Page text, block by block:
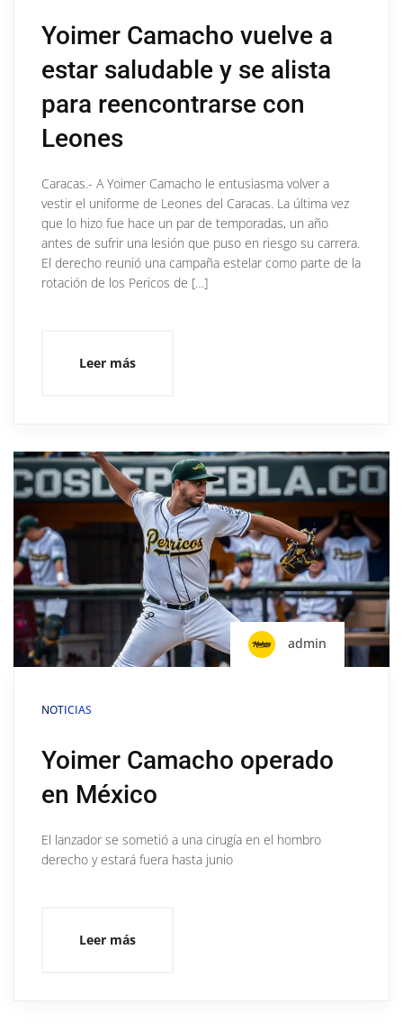
Yoimer Camacho vuelve a
estar saludable y se alista
para reencontrarse con
Leones
Caracas.- A Yoimer Camacho le entusiasma volver a
vestir el uniforme de Leones del Caracas. La última vez
que lo hizo fue hace un par de temporadas, un año
antes de sufrir una lesión que puso en riesgo su carrera.
El derecho reunió una campaña estelar como parte de la
rotación de los Pericos de […]
Leer más
admin
NOTICIAS
Yoimer Camacho operado
en México
El lanzador se sometió a una cirugía en el hombro
derecho y estará fuera hasta junio
Leer más